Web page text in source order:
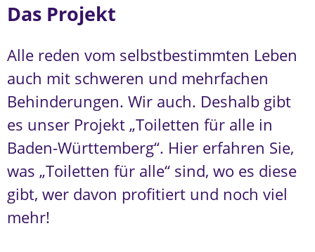
Das Projekt
Alle reden vom selbstbestimmten Leben
auch mit schweren und mehrfachen
Behinderungen. Wir auch. Deshalb gibt
es unser Projekt „Toiletten für alle in
Baden-Württemberg“. Hier erfahren Sie,
was „Toiletten für alle“ sind, wo es diese
gibt, wer davon profitiert und noch viel
mehr!